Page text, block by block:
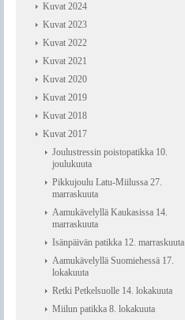
Kuvat 2024
Kuvat 2023
Kuvat 2022
Kuvat 2021
Kuvat 2020
Kuvat 2019
Kuvat 2018
Kuvat 2017
Joulustressin poistopatikka 10.
joulukuuta
Pikkujoulu Latu-Miilussa 27.
marraskuuta
Aamukävelyllä Kaukasissa 14.
marraskuuta
Isänpäivän patikka 12. marraskuuta
Aamukävelyllä Suomiehessä 17.
lokakuuta
Retki Petkelsuolle 14. lokakuuta
Miilun patikka 8. lokakuuta